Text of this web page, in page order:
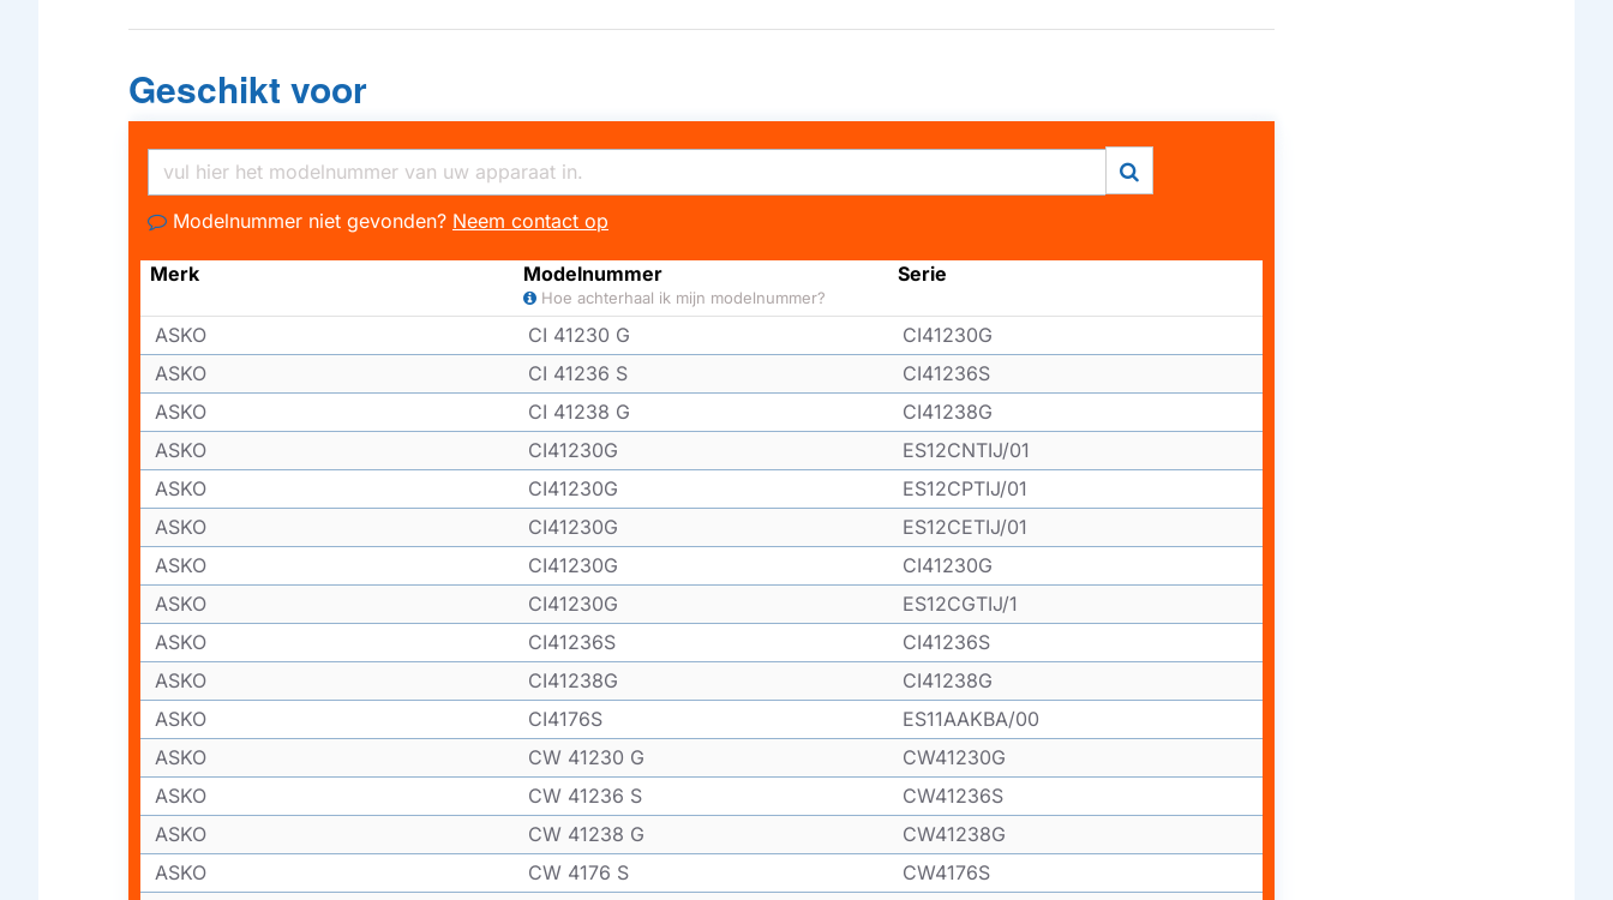
Geschikt voor
Modelnummer niet gevonden? Neem contact op
Merk Modelnummer
Hoe achterhaal ik mijn modelnummer?
Serie
ASKO CI 41230 G
CI41230G
ASKO
CI 41236 S
CI41236S
ASKO
CI 41238 G
CI41238G
ASKO
CI41230G
ES12CNTIJ/01
ASKO
CI41230G
ES12CPTIJ/01
ASKO
CI41230G
ES12CETIJ/01
ASKO
CI41230G
CI41230G
ASKO
CI41230G
ES12CGTIJ/1
ASKO
CI41236S
CI41236S
ASKO
CI41238G
CI41238G
ASKO
CI4176S
ES11AAKBA/00
ASKO
CW 41230 G
CW41230G
ASKO
CW 41236 S
CW41236S
ASKO
CW 41238 G
CW41238G
ASKO
CW 4176 S
CW4176S